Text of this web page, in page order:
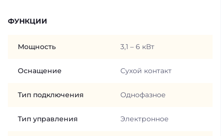
ФУНКЦИИ
Мощность 3,1 – 6 кВт
Оснащение Сухой контакт
Тип подключения Однофазное
Тип управления Электронное